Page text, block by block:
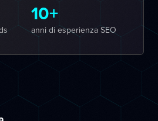
10+
anni di esperienza SEO